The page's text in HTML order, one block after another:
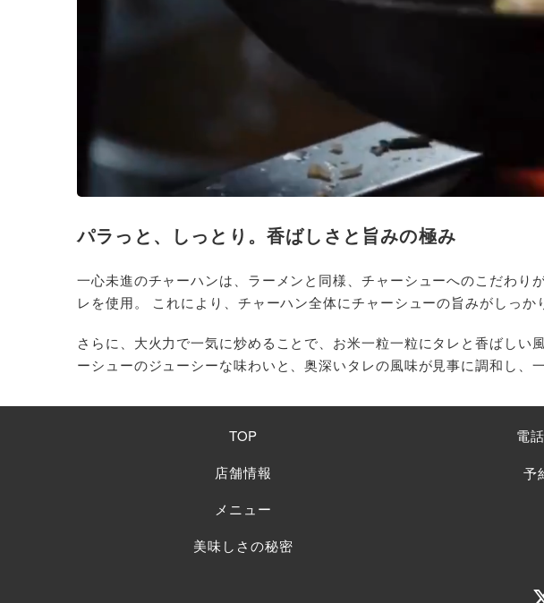
パラっと、しっとり。香ばしさと旨みの極み
一心未進のチャーハンは、ラーメンと同様、チャーシューへのこだわ
レを使用。 これにより、チャーハン全体にチャーシューの旨みがしっ
さらに、大火力で一気に炒めることで、お米一粒一粒にタレと香ばし
ーシューのジューシーな味わいと、奥深いタレの風味が見事に調和し、
TOP
店舗情報
メニュー
美味しさの秘密
電
予